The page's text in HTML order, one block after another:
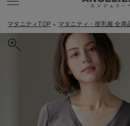
戻る
マタニティウェア全て
マタニティ ワンピース
マタニティ パンツ
戻る
マタニティ 下着・インナー全て
マタニティ ショーツ
戻る
授乳トップス
戻る
マタニティ フォーマル全て
マタニティ スーツ
マタニティ オフィス 通勤服
戻る
妊婦用 抱き枕・授乳クッション
授乳 ケープ
戻る
マタニティレッグウェア全て
マタニティストッキング・タイツ
マタニティレギンス
戻る
マタニティ ボディケア全て
戻る
【アウトレット】ワンピース
【アウトレット】トップス・授乳トップス
戻る
戻る
再入荷｜アウター
マタニティTOP ＞ マタニティ・授乳服 全商